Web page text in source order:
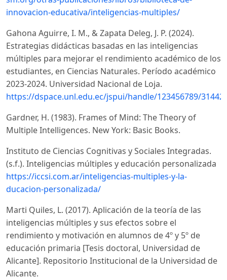
innovacion-educativa/inteligencias-multiples/
Gahona Aguirre, I. M., & Zapata Deleg, J. P. (2024).
Estrategias didácticas basadas en las inteligencias
múltiples para mejorar el rendimiento académico de los
estudiantes, en Ciencias Naturales. Período académico
2023-2024. Universidad Nacional de Loja.
https://dspace.unl.edu.ec/jspui/handle/123456789/31442
Gardner, H. (1983). Frames of Mind: The Theory of
Multiple Intelligences. New York: Basic Books.
Instituto de Ciencias Cognitivas y Sociales Integradas.
(s.f.). Inteligencias múltiples y educación personalizada
https://iccsi.com.ar/inteligencias-multiples-y-la-
ducacion-personalizada/
Marti Quiles, L. (2017). Aplicación de la teoría de las
inteligencias múltiples y sus efectos sobre el
rendimiento y motivación en alumnos de 4º y 5º de
educación primaria [Tesis doctoral, Universidad de
Alicante]. Repositorio Institucional de la Universidad de
Alicante.